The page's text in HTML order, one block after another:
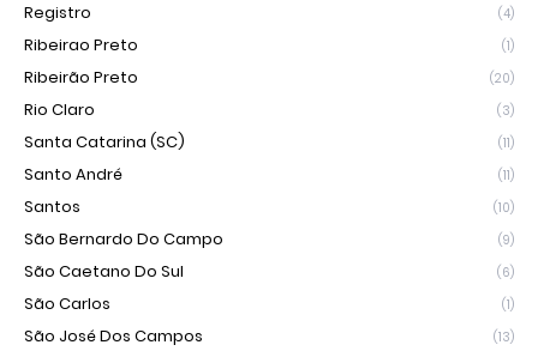
Registro (4)
Ribeirao Preto (1)
Ribeirão Preto (20)
Rio Claro (3)
Santa Catarina (SC) (11)
Santo André (11)
Santos (10)
São Bernardo Do Campo (9)
São Caetano Do Sul (6)
São Carlos (1)
São José Dos Campos (13)